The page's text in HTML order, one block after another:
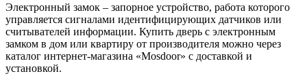
Электронный замок – запорное устройство, работа которого
управляется сигналами идентифицирующих датчиков или
считывателей информации. Купить дверь с электронным
замком в дом или квартиру от производителя можно через
каталог интернет-магазина «Mosdoor» с доставкой и
установкой.